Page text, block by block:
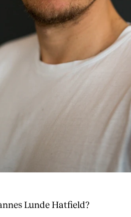
Lunde Hatfield?